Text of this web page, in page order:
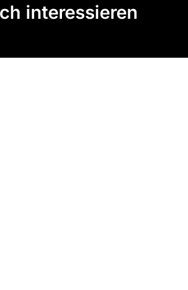
interessieren